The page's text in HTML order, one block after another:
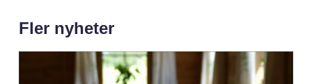
Fler nyheter